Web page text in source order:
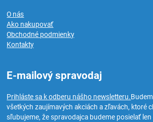
O nás
Ako nakupovať
Obchodné podmienky
Kontakty
E-mailový spravodaj
Prihláste sa k odberu nášho newsletteru.
všetkých zaujímavých akciách a zľavách, ktoré
sľubujeme, že spravodajca budeme posielať len